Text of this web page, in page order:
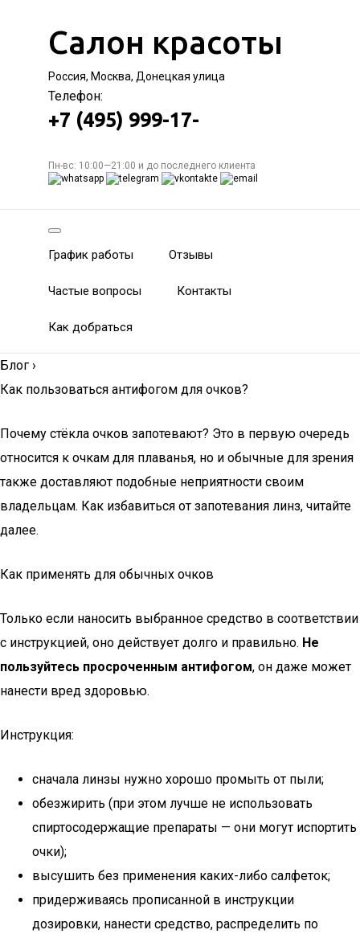
Салон красоты
Россия, Москва, Донецкая улица
Телефон:
+7 (495) 999-17-
Пн-вс: 10:00—21:00 и до последнего клиента
График работы Отзывы
Частые вопросы Контакты
Как добраться
Блог ›
Как пользоваться антифогом для очков?
Почему стёкла очков запотевают? Это в первую очередь
относится к очкам для плаванья, но и обычные для зрения
также доставляют подобные неприятности своим
владельцам. Как избавиться от запотевания линз, читайте
далее.
Как применять для обычных очков
Только если наносить выбранное средство в соответствии
с инструкцией, оно действует долго и правильно. Не
пользуйтесь просроченным антифогом, он даже может
нанести вред здоровью.
Инструкция:
сначала линзы нужно хорошо промыть от пыли;
обезжирить (при этом лучше не использовать
спиртосодержащие препараты — они могут испортить
очки);
высушить без применения каких-либо салфеток;
придерживаясь прописанной в инструкции
дозировки, нанести средство, распределить по